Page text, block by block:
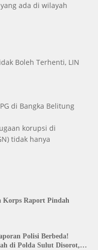
ada di wilayah
Boleh Terhenti, LIN
di Bangka Belitung
korupsi di
tidak hanya
Korps Raport Pindah
Polisi Berbeda!
di Polda Sulut Disorot,